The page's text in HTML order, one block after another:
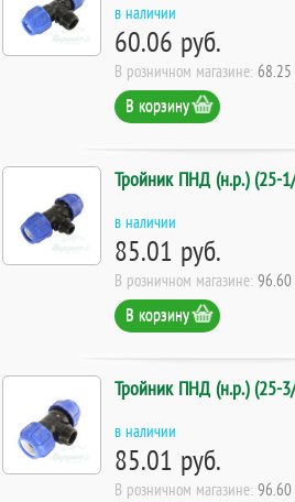
в наличии
60.06 руб.
В розничном магазине: 68.25
В корзину
Тройник ПНД (н.р.) (25-
в наличии
85.01 руб.
В розничном магазине: 96.60
В корзину
Тройник ПНД (н.р.) (25-
в наличии
85.01 руб.
В розничном магазине: 96.60